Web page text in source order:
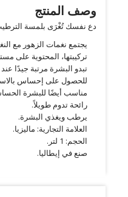
وصف المنتج
دع نفسك تُغْرَى بلمسة الترطيب
يجتمع نغمات الزهور مع
تركيبتها، المحتوية على
تبدو البشرة مرتبة جيدًا
للحصول على إحساس
مناسب أيضًا للبشرة
رائحة تدوم طويلاً.
يرطب ويغذي البشرة.
العلامة التجارية: ماليزيا.
الحجم: 1 لتر.
صنع في إيطاليا.